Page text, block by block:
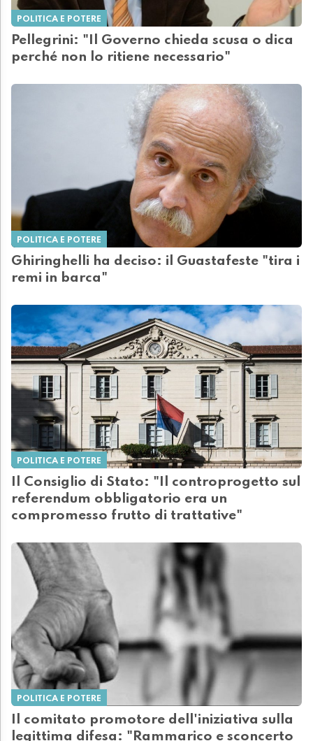
POLITICA E POTERE
Pellegrini: "Il Governo chieda scusa o dica
perché non lo ritiene necessario"
POLITICA E POTERE
Ghiringhelli ha deciso: il Guastafeste "tira i
remi in barca"
POLITICA E POTERE
Il Consiglio di Stato: "Il controprogetto sul
referendum obbligatorio era un
compromesso frutto di trattative"
POLITICA E POTERE
Il comitato promotore dell'iniziativa sulla
legittima difesa: "Rammarico e sconcerto